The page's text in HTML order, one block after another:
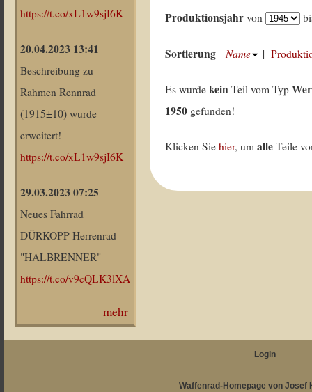
https://t.co/xL1w9sjI6K
20.04.2023 13:41
Beschreibung zu
Rahmen Rennrad
(1915±10) wurde
erweitert!
https://t.co/xL1w9sjI6K
29.03.2023 07:25
Neues Fahrrad
DÜRKOPP Herrenrad
"HALBRENNER"
https://t.co/v9cQLK3lXA
mehr
Produktionsjahr von
Sortierung Name |
Es wurdekein Teil vom Typ
1950 gefunden!
Klicken Siehier, umalle Teile
Login
Waffenrad-Homepage von Josef